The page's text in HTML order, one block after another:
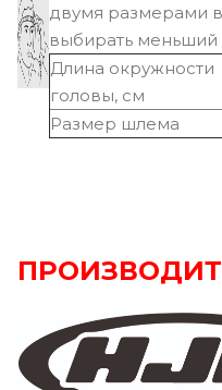
двумя размерами в
выбирать
Длина окружности
головы, см
Размер шлема